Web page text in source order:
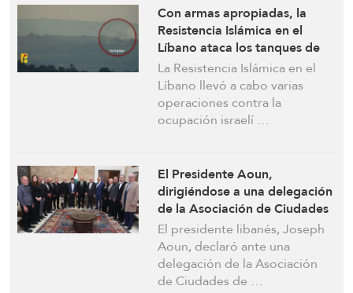
Con armas apropiadas, la
Resistencia Islámica en el
Líbano ataca los tanques de
ocupación y derriba un dron
La Resistencia Islámica en el
Líbano llevó a cabo varias
operaciones contra la
ocupación israelí …
El Presidente Aoun,
dirigiéndose a una delegación
de la Asociación de Ciudades
de la Frontera Sur: El Estado
tiene la obligación de
ayudarlos
El presidente libanés, Joseph
Aoun, declaró ante una
delegación de la Asociación
de Ciudades de …